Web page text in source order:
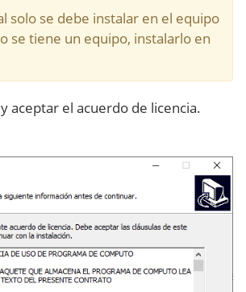
solo se debe instalar en el equipo
se tiene un equipo, instalarlo en
aceptar el acuerdo de licencia.